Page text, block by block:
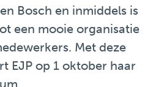
Bosch en inmiddels is
een mooie organisatie
Met deze
EJP op 1 oktober haar